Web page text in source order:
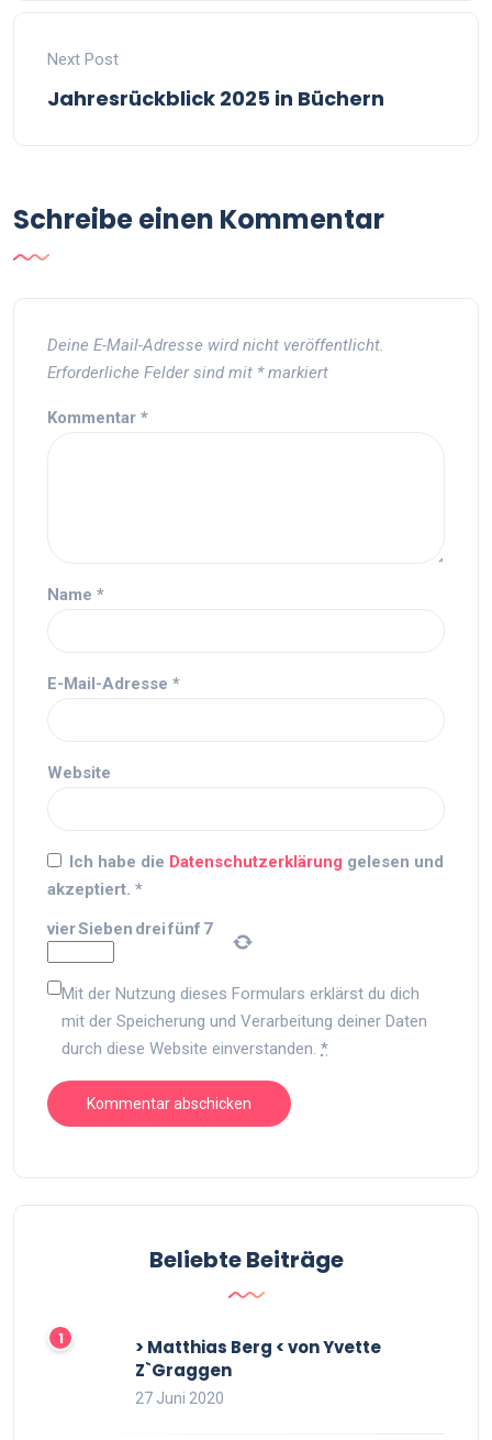
Next Post
Jahresrückblick 2025 in Büchern
Schreibe einen Kommentar
Deine E-Mail-Adresse wird nicht veröffentlicht.
Erforderliche Felder sind mit *markiert
Kommentar *
Name *
E-Mail-Adresse *
Website
Ich habe die Datenschutzerklärung gelesen und
akzeptiert. *
vierSieben dreifünf 7
Mit der Nutzung dieses Formulars erklärst du dich
mit der Speicherung und Verarbeitung deiner Daten
durch diese Website einverstanden. *
Beliebte Beiträge
> Matthias Berg < von Yvette
Z`Graggen
27 Juni 2020